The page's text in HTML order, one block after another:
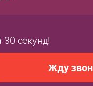
30 секунд!
Жду